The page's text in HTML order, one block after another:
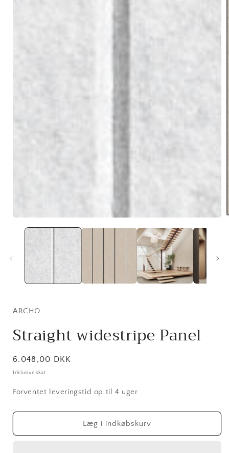
ARCHO
Straight widestripe Panel
Normalpris
6.048,00 DKK
Inklusive skat.
Forventet leveringstid op til 4 uger
Læg i indkøbskurv